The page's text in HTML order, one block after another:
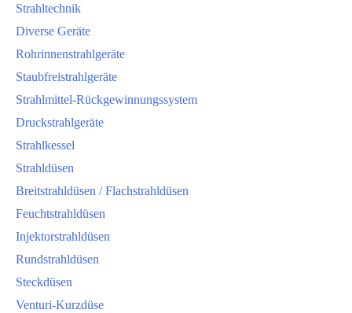
Strahltechnik
Diverse Geräte
Rohrinnenstrahlgeräte
Staubfreistrahlgeräte
Strahlmittel-Rückgewinnungssystem
Druckstrahlgeräte
Strahlkessel
Strahldüsen
Breitstrahldüsen / Flachstrahldüsen
Feuchtstrahldüsen
Injektorstrahldüsen
Rundstrahldüsen
Steckdüsen
Venturi-Kurzdüse